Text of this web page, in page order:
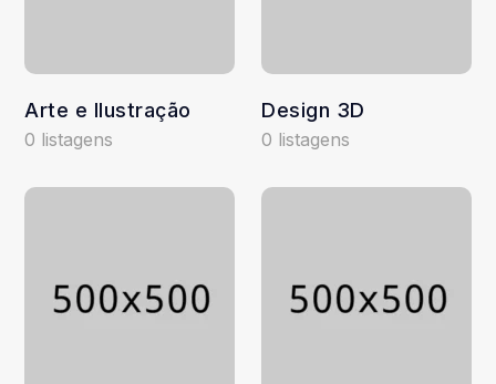
Arte e Ilustração
0 listagens
Design 3D
0 listagens